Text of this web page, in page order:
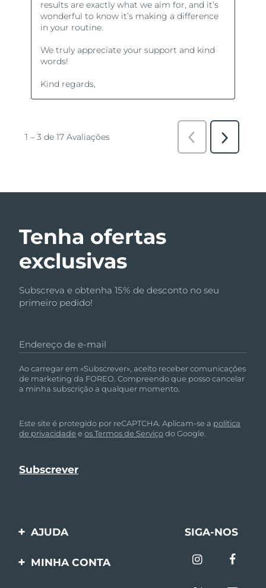
Tenha ofertas
exclusivas
Subscreva e obtenha 15% de desconto no seu
primeiro pedido!
Endereço de e-mail
Ao carregar em «Subscrever», aceito receber comunicações
de marketing da FOREO. Compreendo que posso cancelar
a minha subscrição a qualquer momento.
Este site é protegido por reCAPTCHA. Aplicam-se a política
de privacidade eos Termos de Serviçodo Google.
AJUDA
Entre em contato
SIGA-NOS
MINHA CONTA